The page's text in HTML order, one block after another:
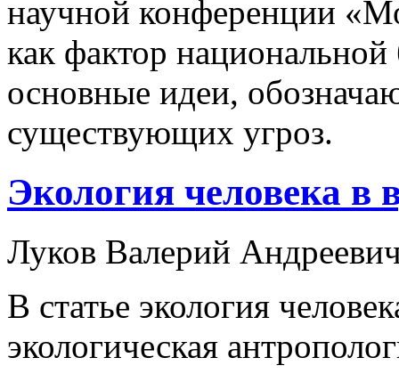
научной конференции
как фактор
основные идеи,
существующих угроз.
Экология человека в
Луков Валерий
В статье экология
экологическая